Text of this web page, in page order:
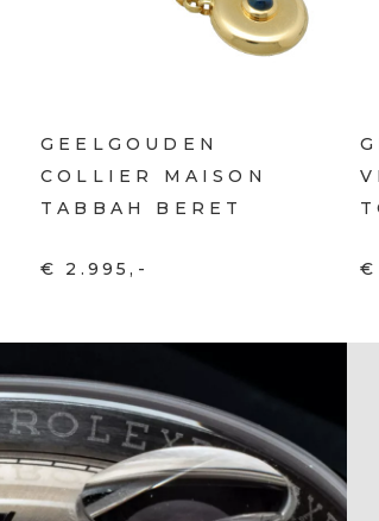
GEELGOUDEN
COLLIER MAISON
TABBAH BERET
€ 2.995,- €